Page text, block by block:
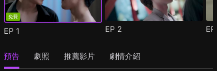
免費
EP 1 EP 2
預告 劇照 推薦影片 劇情介紹